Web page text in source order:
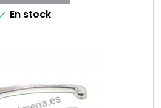
En stock